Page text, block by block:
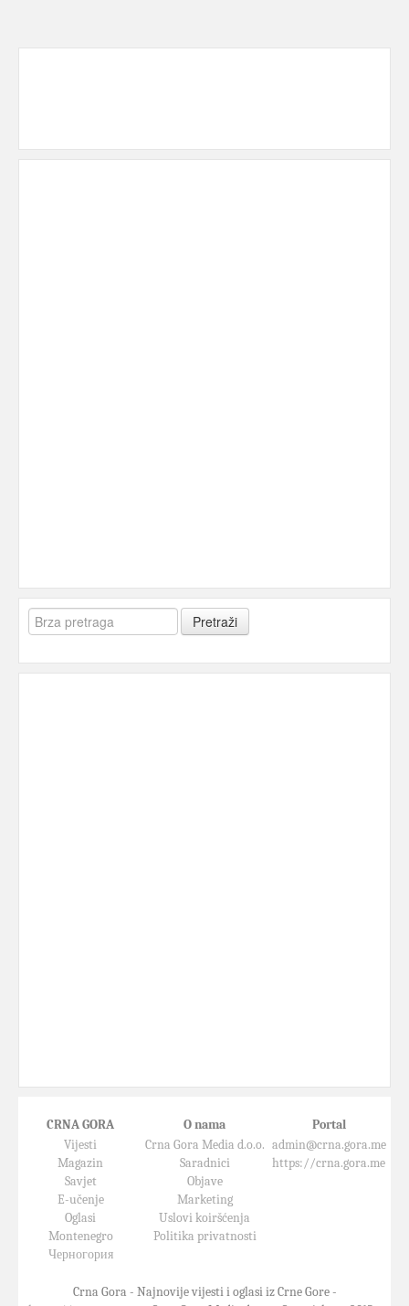
CRNA GORA O nama
Portal
Vijesti
Magazin
Savjet
E-učenje
Oglasi
Montenegro
Черногория
Crna Gora Media d.o.o.
Saradnici
Objave
Marketing
Uslovi koiršćenja
Politika privatnosti
admin@crna.gora.me
https://crna.gora.me
Crna Gora - Najnovije vijesti i oglasi iz Crne Gore -